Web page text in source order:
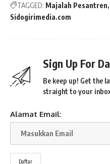
TAGGED: Majalah Pesantren
Sidogirimedia.com
Sign Up For
Be keep up! Get the
straight to your
Alamat Email: